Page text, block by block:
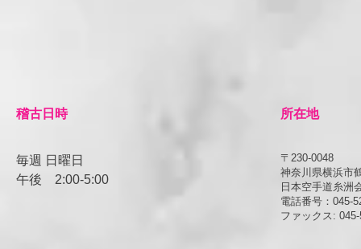
​稽古日時
毎週 日曜日
午後 ​2:00-5:00
所在地
〒230-0048
神奈川県横浜市
日本空手道糸洲
電話番号：045-
ファックス: